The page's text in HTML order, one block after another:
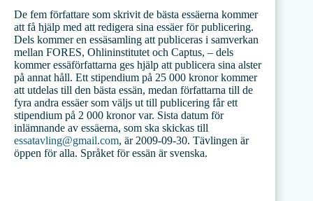
De fem författare som skrivit de bästa essäerna kommer
att få hjälp med att redigera sina essäer för publicering.
Dels kommer en essäsamling att publiceras i samverkan
mellan FORES, Ohlininstitutet och Captus, – dels
kommer essäförfattarna ges hjälp att publicera sina alster
på annat håll. Ett stipendium på 25 000 kronor kommer
att utdelas till den bästa essän, medan författarna till de
fyra andra essäer som väljs ut till publicering får ett
stipendium på 2 000 kronor var. Sista datum för
inlämnande av essäerna, som ska skickas till
essatavling@gmail.com, är 2009-09-30. Tävlingen är
öppen för alla. Språket för essän är svenska.